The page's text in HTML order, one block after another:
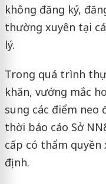
không đăng ký,
thường xuyên tại
lý.
Trong quá trình
khăn, vướng mắc
sung các điểm neo
thời báo cáo Sở
cấp có thẩm
định.